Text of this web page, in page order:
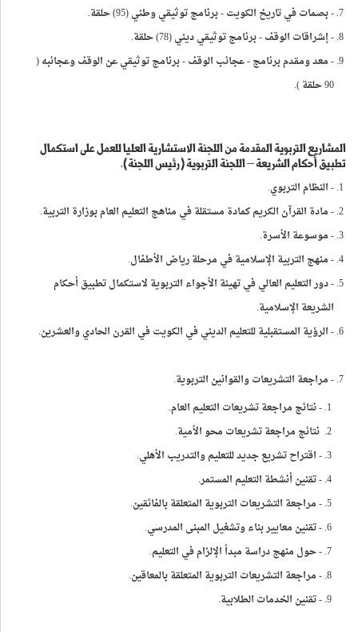
- بصمات في تاريخ الكويت - برنامج توثيقي وطني (95) حلقة.
- إشراقات الوقف - برنامج توثيقي ديني (78) حلقة.
- معد ومقدم برنامج - عجائب الوقف - برنامج توثيقي عن الوقف وعجائبه (
90 حلقة ).
المشاريع التربوية المقدمة من اللجنة الاستشارية العليا للعمل على استكمال
تطبيق أحكام الشريعة – اللجنة التربوية (رئيس اللجنة).
- النظام التربوي.
- مادة القرآن الكريم كمادة مستقلة في مناهج التعليم العام بوزارة التربية.
- موسوعة الأسرة.
- منهج التربية الإسلامية في مرحلة رياض الأطفال.
- دور التعليم العالي في تهيئة الأجواء التربوية لاستكمال تطبيق أحكام
الشريعة الإسلامية.
- الرؤية المستقبلية للتعليم الديني في الكويت في القرن الحادي والعشرين.
- مراجعة التشريعات والقوانين التربوية.
- نتائج مراجعة تشريعات التعليم العام.
نتائج مراجعة تشريعات محو الأمية.
- اقتراح تشريع جديد للتعليم والتدريب الأهلي.
- تقنين أنشطة التعليم المستمر.
- مراجعة التشريعات التربوية المتعلقة بالفائقين.
- تقنين معايير بناء وتشغيل المبنى المدرسي.
- حول منهج دراسة مبدأ الإلزام في التعليم.
- مراجعة التشريعات التربوية المتعلقة بالمعاقين.
- تقنين الخدمات الطلابية.